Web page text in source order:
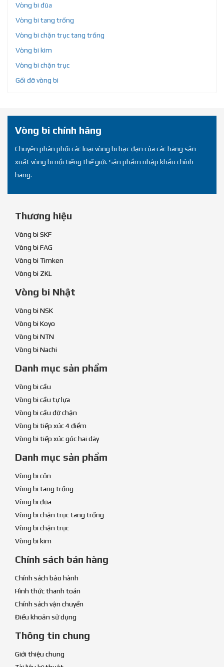
Vòng bi đũa
Vòng bi tang trống
Vòng bi chặn trục tang trống
Vòng bi kim
Vòng bi chặn trục
Gối đỡ vòng bi
Vòng bi chính hãng
Chuyên phân phối các loại vòng bi bạc đạn của các hãng sản
xuất vòng bi nổi tiếng thế giới. Sản phẩm nhập khẩu chính
hãng.
Thương hiệu
Vòng bi SKF
Vòng bi FAG
Vòng bi Timken
Vòng bi ZKL
Vòng bi Nhật
Vòng bi NSK
Vòng bi Koyo
Vòng bi NTN
Vòng bi Nachi
Danh mục sản phẩm
Vòng bi cầu
Vòng bi cầu tự lựa
Vòng bi cầu đỡ chặn
Vòng bi tiếp xúc 4 điểm
Vòng bi tiếp xúc góc hai dãy
Danh mục sản phẩm
Vòng bi côn
Vòng bi tang trống
Vòng bi đũa
Vòng bi chặn trục tang trống
Vòng bi chặn trục
Vòng bi kim
Chính sách bán hàng
Chính sách bảo hành
Hình thức thanh toán
Chính sách vận chuyển
Điều khoản sử dụng
Thông tin chung
Giới thiệu chung